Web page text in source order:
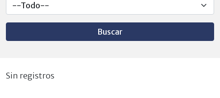
Buscar
Sin registros